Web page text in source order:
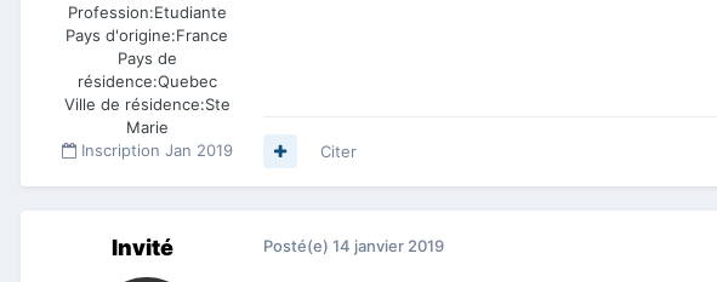
Profession:Etudiante
Pays d'origine:France
Pays de
résidence:Quebec
Ville de résidence:Ste
Marie
Inscription Jan 2019 Citer
Invité Posté(e) 14 janvier 2019